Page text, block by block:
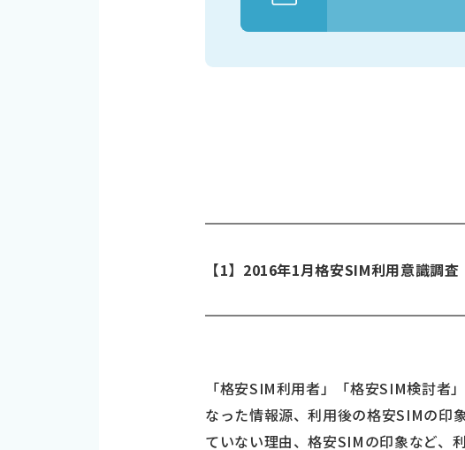
【1】2016年1月格安SIM利用意識調査
「格安SIM利用者」「格安SIM検討者
なった情報源、利用後の格安SIMの印
ていない理由、格安SIMの印象など、